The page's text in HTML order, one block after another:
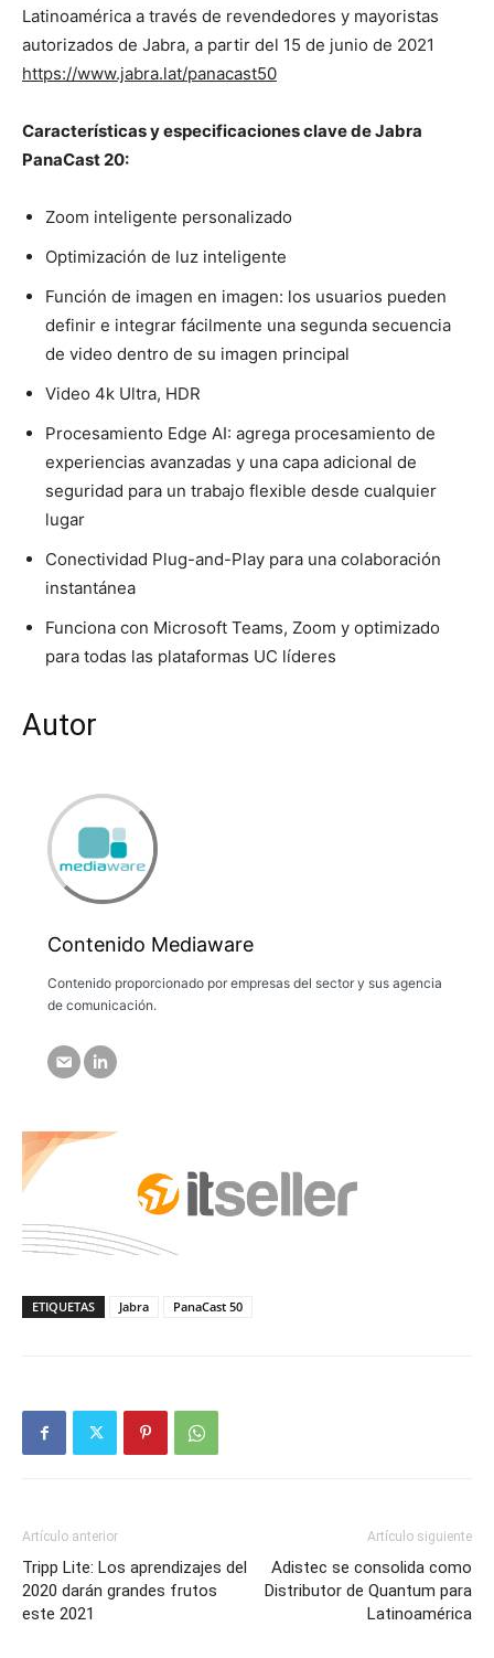
Latinoamérica a través de revendedores y mayoristas
autorizados de Jabra, a partir del 15 de junio de 2021
https://www.jabra.lat/panacast50
Características y especificaciones clave deJabra
PanaCast 20:
Zoom inteligente personalizado
Optimización de luz inteligente
Función de imagen en imagen: los usuarios pueden
definir e integrar fácilmente una segunda secuencia
de video dentro de su imagen principal
Video 4k Ultra, HDR
Procesamiento Edge AI: agrega procesamiento de
experiencias avanzadas y una capa adicional de
seguridad para un trabajo flexible desde cualquier
lugar
Conectividad Plug-and-Play para una colaboración
instantánea
Funciona con Microsoft Teams, Zoom y optimizado
para todas las plataformas UC líderes
Autor
Contenido Mediaware
Contenido proporcionado por empresas del sector y sus agencia
de comunicación.
ETIQUETAS Jabra PanaCast 50
Artículo anterior
Tripp Lite: Los aprendizajes del
2020 darán grandes frutos
este 2021
Artículo siguiente
Adistec se consolida como
Distributor de Quantum para
Latinoamérica